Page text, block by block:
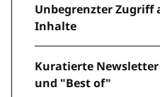
Unbegrenzter Zugriff
Inhalte
Kuratierte
und "Best of"